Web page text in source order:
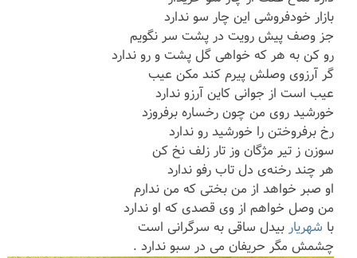
بازار خودفروشی این چار سو ندارد
جز وصف پیش رویت در پشت سر نگویم
رو کن به هر که خواهی گل پشت و رو ندارد
گر آرزوی وصلش پیرم کند مکن عیب
عیب است از جوانی کاین آرزو ندارد
خورشید روی من چون رخساره برفروزد
رخ برفروختن را خورشید رو ندارد
سوزن ز تیر مژگان وز تار زلف نخ کن
هر چند رخنه‌ی دل تاب رفو ندارد
او صبر خواهد از من بختی که من ندارم
من وصل خواهم از وی قصدی که او ندارد
با شهریاربیدل ساقی به سرگرانی است
چشمش مگر حریفان می در سبو ندارد .